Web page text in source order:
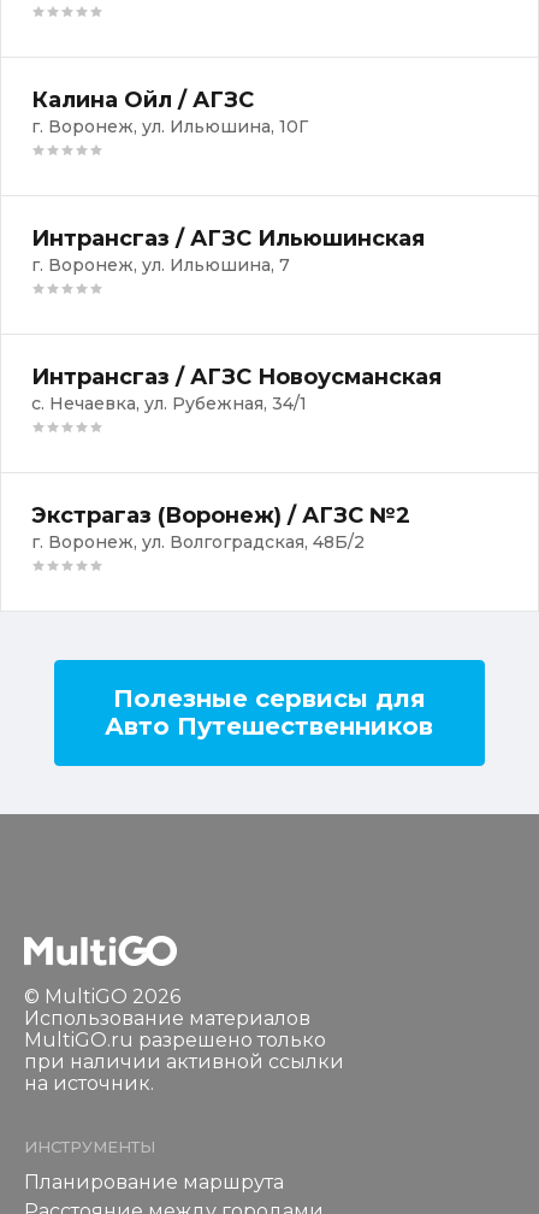
Калина Ойл / АГЗС
г. Воронеж, ул. Ильюшина, 10Г
Интрансгаз / АГЗС Ильюшинская
г. Воронеж, ул. Ильюшина, 7
Интрансгаз / АГЗС Новоусманская
с. Нечаевка, ул. Рубежная, 34/1
Экстрагаз (Воронеж) / АГЗС №2
г. Воронеж, ул. Волгоградская, 48Б/2
Полезные сервисы для
Авто Путешественников
© MultiGO 2026
Использование материалов
MultiGO.ru разрешено только
при наличии активной ссылки
на источник.
ИНСТРУМЕНТЫ
Планирование маршрута